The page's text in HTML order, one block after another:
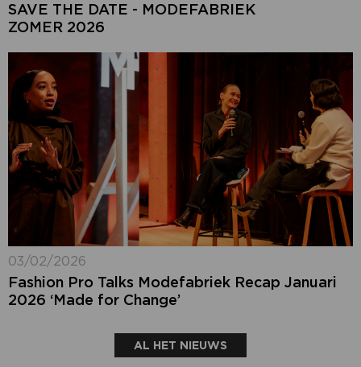
SAVE THE DATE - MODEFABRIEK
ZOMER 2026
03/02/2026
Fashion Pro Talks Modefabriek Recap Januari
2026 ‘Made for Change’
AL HET NIEUWS